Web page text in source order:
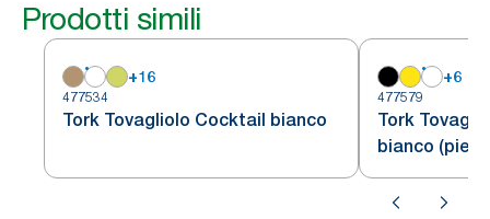
Prodotti simili
+16
477534
Tork Tovagliolo Cocktail bianco
+6
477579
Tork
bianco